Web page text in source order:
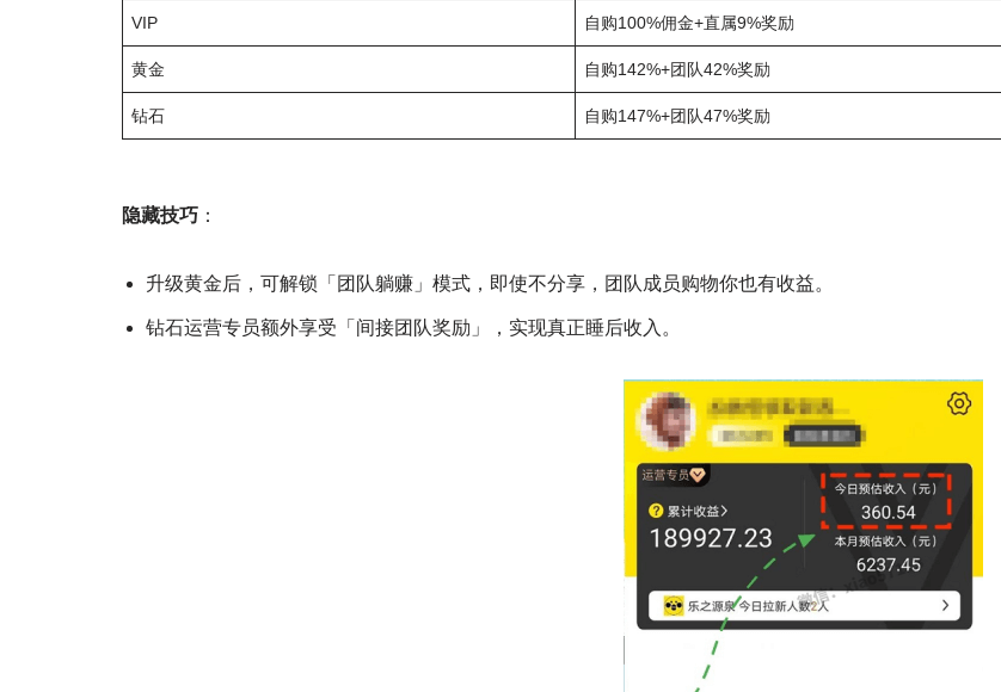
VIP 自购100%佣金+直属9%奖励
黄金 自购142%+团队42%奖励
钻石 自购147%+团队47%奖励
隐藏技巧 ：
升级黄金后，可解锁「团队躺赚」模式，即使不分享，团队成员购物你也有收益。
钻石运营专员额外享受「间接团队奖励」，实现真正睡后收入。